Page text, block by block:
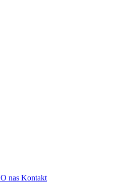
O nas Kontakt